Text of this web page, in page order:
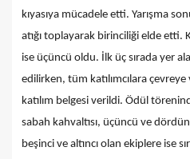
kıyasıya mücadele etti. Yarışma
atığı toplayarak birinciliği elde etti.
ise üçüncü oldu. İlk üç sırada yer
edilirken, tüm katılımcılara
katılım belgesi verildi. Ödül
sabah kahvaltısı, üçüncü ve
beşinci ve altıncı olan ekiplere ise